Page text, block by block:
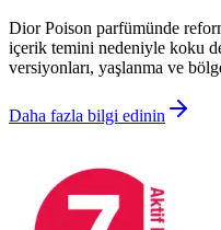
Dior Poison parfümünde
içerik temini nedeniyle koku
versiyonları, yaşlanma ve
Daha fazla bilgi edinin